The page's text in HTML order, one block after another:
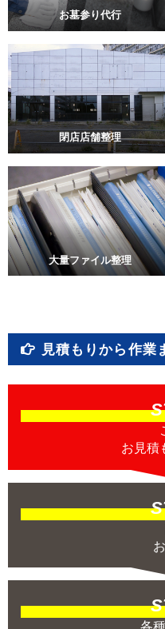
お墓参り代行
閉店店舗整理
大量ファイル整理
見積もりから作業
お見積